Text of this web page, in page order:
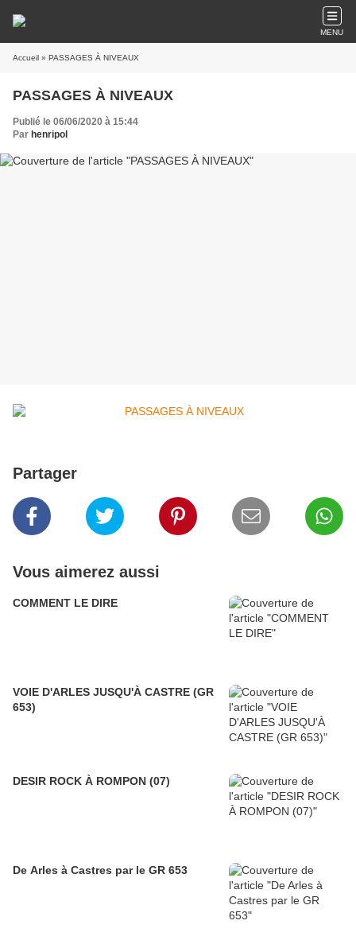
MENU
Accueil » PASSAGES À NIVEAUX
PASSAGES À NIVEAUX
Publié le 06/06/2020 à 15:44
Par henripol
Partager
Vous aimerez aussi
COMMENT LE DIRE
VOIE D'ARLES JUSQU'À CASTRE (GR
653)
DESIR ROCK À ROMPON (07)
De Arles à Castres par le GR 653